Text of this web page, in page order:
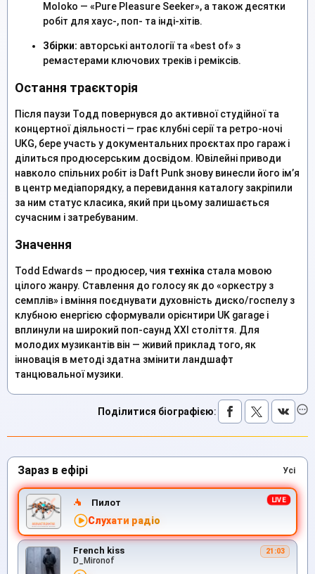
Moloko — «Pure Pleasure Seeker», а також десятки
робіт для хаус-, поп- та інді-хітів.
Збірки: авторські антології та «best of» з
ремастерами ключових треків і реміксів.
Остання траєкторія
Після паузи Тодд повернувся до активної студійної та
концертної діяльності — грає клубні серії та ретро-ночі
UKG, бере участь у документальних проєктах про гараж і
ділиться продюсерським досвідом. Ювілейні приводи
навколо спільних робіт із Daft Punk знову винесли його ім’я
в центр медіапорядку, а перевидання каталогу закріпили
за ним статус класика, який при цьому залишається
сучасним і затребуваним.
Значення
Todd Edwards — продюсер, чия техніка стала мовою
цілого жанру. Ставлення до голосу як до «оркестру з
семплів» і вміння поєднувати духовність диско/госпелу з
клубною енергією сформували орієнтири UK garage і
вплинули на широкий поп-саунд XXI століття. Для
молодих музикантів він — живий приклад того, як
інновація в методі здатна змінити ландшафт
танцювальної музики.
Поділитися біографією:
Зараз в ефірі Усі
Пилот
Слухати радіо
French kiss 21:03
D_Mironof